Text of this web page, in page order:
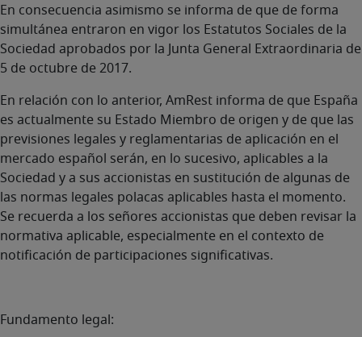
En consecuencia asimismo se informa de que de forma
simultánea entraron en vigor los Estatutos Sociales de la
Sociedad aprobados por la Junta General Extraordinaria de
5 de octubre de 2017.
En relación con lo anterior, AmRest informa de que España
es actualmente su Estado Miembro de origen y de que las
previsiones legales y reglamentarias de aplicación en el
mercado español serán, en lo sucesivo, aplicables a la
Sociedad y a sus accionistas en sustitución de algunas de
las normas legales polacas aplicables hasta el momento.
Se recuerda a los señores accionistas que deben revisar la
normativa aplicable, especialmente en el contexto de
notificación de participaciones significativas.
Fundamento legal: